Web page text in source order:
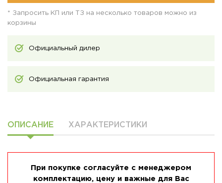
* Запросить КП или ТЗ на несколько товаров можно из
корзины
Официальный дилер
Официальная гарантия
ОПИСАНИЕ ХАРАКТЕРИСТИКИ
При покупке согласуйте с менеджером
комплектацию, цену и важные для Вас